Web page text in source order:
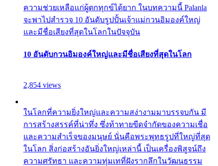
ความช่วยเหลือแก่ผู้ตกทุกข์ได้ยาก ในบทความนี้ Palanla
จะพาไปสำรวจ 10 อันดับรูปปั้นเจ้าแม่กวนอิมองค์ใหญ่
และมีชื่อเสียงที่สุดในโลกในปัจจุบัน
10 อันดับกวนอิมองค์ใหญ่และมีชื่อเสียงที่สุดในโลก
2,854 views
ในโลกที่ความยิ่งใหญ่และความสง่างามมาบรรจบกัน มี
การสร้างสรรค์ที่น่าทึ่ง ซึ่งท้าทายขีดจำกัดของความเชื่อ
และความสำเร็จของมนุษย์ นั่นคือพระพุทธรูปที่ใหญ่ที่สุด
ในโลก สิ่งก่อสร้างอันยิ่งใหญ่เหล่านี้ เป็นเครื่องพิสูจน์ถึง
ความศรัทธา และความทุ่มเทที่ฝังรากลึกในวัฒนธรรม